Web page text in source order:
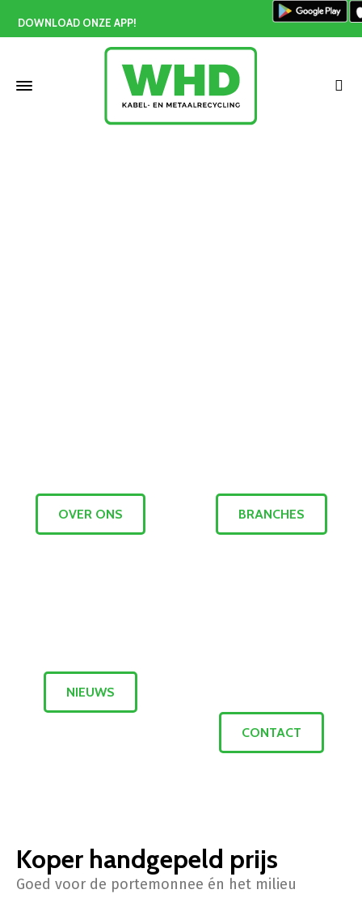
DOWNLOAD ONZE APP!
OVER ONS BRANCHES
NIEUWS
CONTACT
Koper handgepeld prijs
Goed voor de portemonnee én het milieu